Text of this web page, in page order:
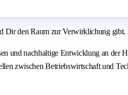
den Raum zur Verwirklichung
und nachhaltige Entwicklung an der
zwischen Betriebswirtschaft und